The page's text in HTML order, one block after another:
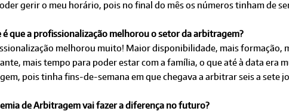
gerir o meu horário, pois no final do mês os números tinham de
é que a profissionalização melhorou o setor da arbitragem?
melhorou muito! Maior disponibilidade, mais formação,
mais tempo para poder estar com a família, o que até à data
pois tinha fins-de-semana em que chegava a arbitrar seis a sete
de Arbitragem vai fazer a diferença no futuro?